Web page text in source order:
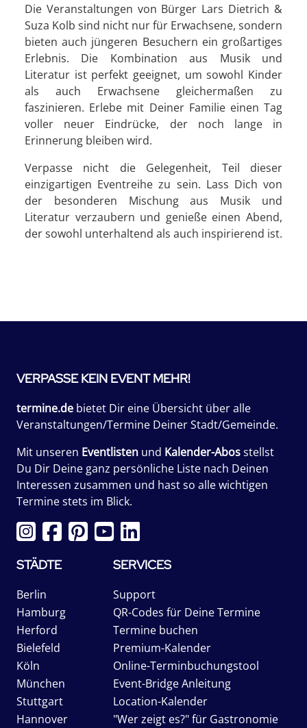
Die Veranstaltungen von Bürger Lars Dietrich &
Suza Kolb sind nicht nur für Erwachsene, sondern
bieten auch jüngeren Besuchern ein großartiges
Erlebnis. Die Kombination aus Musik und
Literatur ist perfekt geeignet, um sowohl Kinder
als auch Erwachsene gleichermaßen zu
faszinieren. Erlebe mit Deiner Familie einen Tag
voller neuer Eindrücke, der noch lange in
Erinnerung bleiben wird.
Verpasse nicht die Gelegenheit, Teil dieser
einzigartigen Eventreihe zu sein. Lass Dich von
der besonderen Mischung aus Musik und
Literatur verzaubern und genieße einen Abend,
der sowohl unterhaltend als auch inspirierend ist.
VERPASSE KEIN EVENT MEHR!
termine.de bietet Dir eine Übersicht über alle
Veranstaltungen/Termine Deiner Stadt/Gemeinde.
Mit unseren Eventlisten und Kalender-Abosstellst
Du Dir Deine ganz persönliche Liste nach Deinen
Interessen zusammen und hast so alle wichtigen
Termine stets im Blick.
STÄDTE
Berlin
Hamburg
Herford
Bielefeld
Köln
München
Stuttgart
Hannover
SERVICES
Support
QR-Codes für Deine Termine
Termine buchen
Premium-Kalender
Online-Terminbuchungstool
Event-Bridge Anleitung
Location-Kalender
"Wer zeigt es?" für Gastronomie